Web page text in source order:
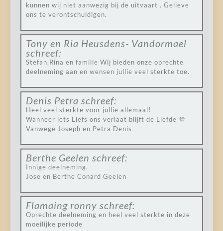
kunnen wij niet aanwezig bij de uitvaart . Gelieve
ons te verontschuldigen.
Tony en Ria Heusdens- Vandormael
schreef:
Stefan,Rina en familie Wij bieden onze oprechte
deelneming aan en wensen jullie veel sterkte toe.
Denis Petra schreef:
Heel veel sterkte voor jullie allemaal!
Wanneer iets Liefs ons verlaat blijft de Liefde 🫶
Vanwege Joseph en Petra Denis
Berthe Geelen schreef:
Innige deelneming.
Jose en Berthe Conard Geelen
Flamaing ronny schreef:
Oprechte deelneming en heel veel sterkte in deze
moeilijke periode